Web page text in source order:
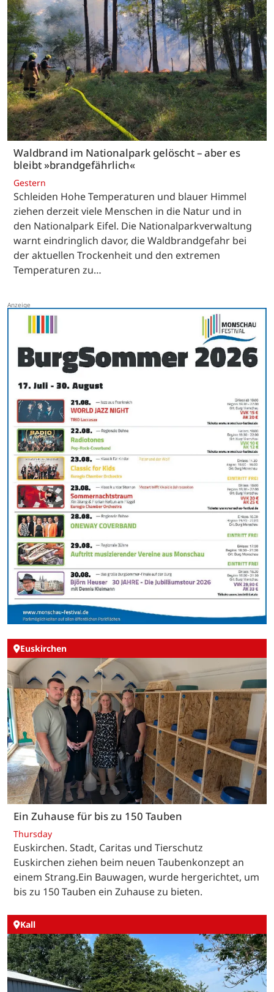
Waldbrand im Nationalpark gelöscht – aber es
bleibt »brandgefährlich«
Gestern
Schleiden Hohe Temperaturen und blauer Himmel
ziehen derzeit viele Menschen in die Natur und in
den Nationalpark Eifel. Die Nationalparkverwaltung
warnt eindringlich davor, die Waldbrandgefahr bei
der aktuellen Trockenheit und den extremen
Temperaturen zu…
Euskirchen
Ein Zuhause für bis zu 150 Tauben
Thursday
Euskirchen. Stadt, Caritas und Tierschutz
Euskirchen ziehen beim neuen Taubenkonzept an
einem Strang.Ein Bauwagen, wurde hergerichtet, um
bis zu 150 Tauben ein Zuhause zu bieten.
Kall